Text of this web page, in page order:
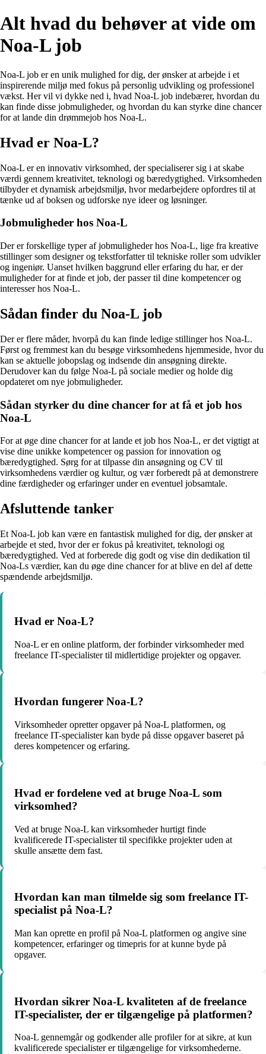
Alt hvad du behøver at vide om
Noa-L job
Noa-L job er en unik mulighed for dig, der ønsker at arbejde i et
inspirerende miljø med fokus på personlig udvikling og professionel
vækst. Her vil vi dykke ned i, hvad Noa-L job indebærer, hvordan du
kan finde disse jobmuligheder, og hvordan du kan styrke dine chancer
for at lande din drømmejob hos Noa-L.
Hvad er Noa-L?
Noa-L er en innovativ virksomhed, der specialiserer sig i at skabe
værdi gennem kreativitet, teknologi og bæredygtighed. Virksomheden
tilbyder et dynamisk arbejdsmiljø, hvor medarbejdere opfordres til at
tænke ud af boksen og udforske nye ideer og løsninger.
Jobmuligheder hos Noa-L
Der er forskellige typer af jobmuligheder hos Noa-L, lige fra kreative
stillinger som designer og tekstforfatter til tekniske roller som udvikler
og ingeniør. Uanset hvilken baggrund eller erfaring du har, er der
muligheder for at finde et job, der passer til dine kompetencer og
interesser hos Noa-L.
Sådan finder du Noa-L job
Der er flere måder, hvorpå du kan finde ledige stillinger hos Noa-L.
Først og fremmest kan du besøge virksomhedens hjemmeside, hvor du
kan se aktuelle jobopslag og indsende din ansøgning direkte.
Derudover kan du følge Noa-L på sociale medier og holde dig
opdateret om nye jobmuligheder.
Sådan styrker du dine chancer for at få et job hos
Noa-L
For at øge dine chancer for at lande et job hos Noa-L, er det vigtigt at
vise dine unikke kompetencer og passion for innovation og
bæredygtighed. Sørg for at tilpasse din ansøgning og CV til
virksomhedens værdier og kultur, og vær forberedt på at demonstrere
dine færdigheder og erfaringer under en eventuel jobsamtale.
Afsluttende tanker
Et Noa-L job kan være en fantastisk mulighed for dig, der ønsker at
arbejde et sted, hvor der er fokus på kreativitet, teknologi og
bæredygtighed. Ved at forberede dig godt og vise din dedikation til
Noa-Ls værdier, kan du øge dine chancer for at blive en del af dette
spændende arbejdsmiljø.
Hvad er Noa-L?
Noa-L er en online platform, der forbinder virksomheder med
freelance IT-specialister til midlertidige projekter og opgaver.
Hvordan fungerer Noa-L?
Virksomheder opretter opgaver på Noa-L platformen, og
freelance IT-specialister kan byde på disse opgaver baseret på
deres kompetencer og erfaring.
Hvad er fordelene ved at bruge Noa-L som
virksomhed?
Ved at bruge Noa-L kan virksomheder hurtigt finde
kvalificerede IT-specialister til specifikke projekter uden at
skulle ansætte dem fast.
Hvordan kan man tilmelde sig som freelance IT-
specialist på Noa-L?
Man kan oprette en profil på Noa-L platformen og angive sine
kompetencer, erfaringer og timepris for at kunne byde på
opgaver.
Hvordan sikrer Noa-L kvaliteten af de freelance
IT-specialister, der er tilgængelige på platformen?
Noa-L gennemgår og godkender alle profiler for at sikre, at kun
kvalificerede specialister er tilgængelige for virksomhederne.